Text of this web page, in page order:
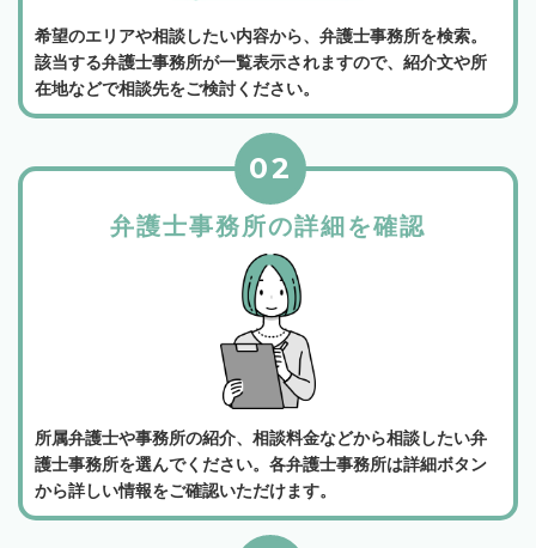
希望のエリアや相談したい内容から、弁護士事務所を検索。
該当する弁護士事務所が一覧表示されますので、紹介文や所
在地などで相談先をご検討ください。
弁護士事務所の詳細を確認
02
所属弁護士や事務所の紹介、相談料金などから相談したい弁
護士事務所を選んでください。各弁護士事務所は詳細ボタン
から詳しい情報をご確認いただけます。